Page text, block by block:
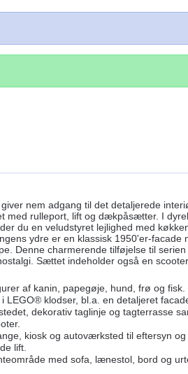
nem adgang til det detaljerede
rulleport, lift og dækpåsætter. I
du en veludstyret lejlighed med
ydre er en klassisk 1950'er-facade
Denne charmerende tilføjelse til
Sættet indeholder også en
af kanin, papegøje, hund, frø og fisk.
klodser, bl.a. en detaljeret
dekorativ taglinje og tagterrasse
kiosk og autoværksted til eftersyn og
lift.
med sofa, lænestol, bord og